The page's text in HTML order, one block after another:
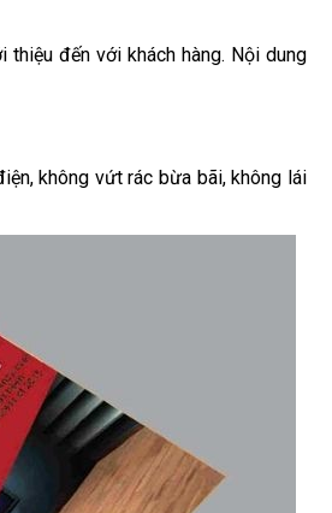
đến với khách hàng. Nội dung
không vứt rác bừa bãi, không lái